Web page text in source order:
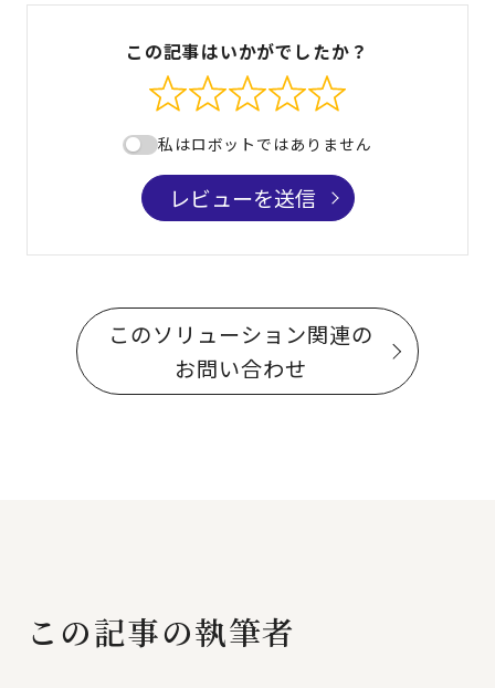
この記事はいかがでしたか？
私はロボットではありません
レビューを送信
このソリューション関連の
お問い合わせ
この記事の執筆者